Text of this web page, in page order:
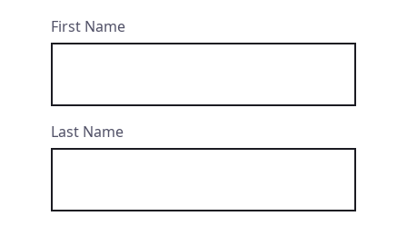
First Name
Last Name